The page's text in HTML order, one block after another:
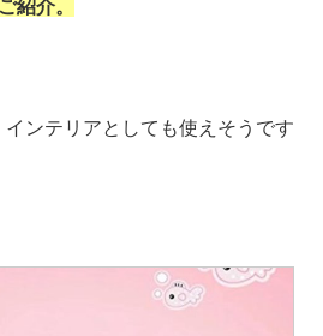
紹介。
ンテリアとしても使えそうです